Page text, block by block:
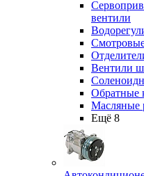
вентили
Вентили
Обратные
Масляные
Ещё 8